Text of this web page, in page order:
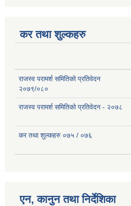
कर तथा शुल्कहरु
राजस्व परामर्श समितिको प्रतिवेदन
२०७९/०८०
राजस्व परामर्श समितिको प्रतिवेदन - २०७८
कर तथा शुल्कहरु ०७५ / ०७६
एन, कानुन तथा निर्देशिका